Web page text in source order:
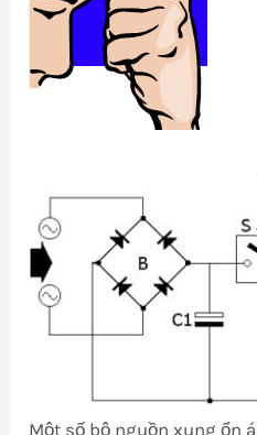
Một số bộ nguồn xung ổn